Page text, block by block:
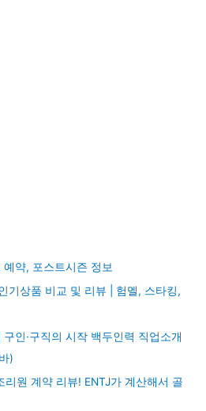
약, 포스트시즌 정보
기상품 비교 및 리뷰 | 험멜, 스타킹,
인·구직의 시작 백두인력 직업소개
)
원 계약 리뷰! ENTJ가 계산해서 골